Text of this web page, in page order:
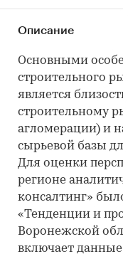
Описание
Основными
строительного
является
строительному
агломерации) и
сырьевой базы
Для оценки
регионе
консалтинг»
«Тенденции и
Воронежской
включает